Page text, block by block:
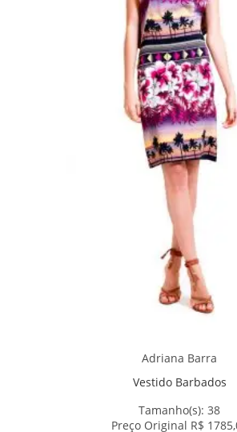
Adriana Barra
Vestido Barbados
Tamanho(s): 38
Preço Original R$